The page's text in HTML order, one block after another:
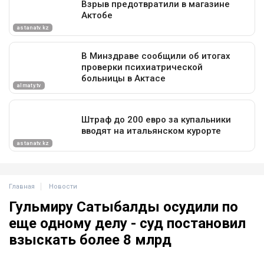
Главная Новости
Гульмиру Сатыбалды осудили по
еще одному делу - суд постановил
взыскать более 8 млрд